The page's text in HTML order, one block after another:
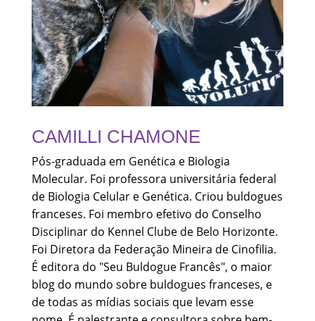
CAMILLI CHAMONE
Pós-graduada em Genética e Biologia
Molecular. Foi professora universitária federal
de Biologia Celular e Genética. Criou buldogues
franceses. Foi membro efetivo do Conselho
Disciplinar do Kennel Clube de Belo Horizonte.
Foi Diretora da Federação Mineira de Cinofilia.
É editora do "Seu Buldogue Francês", o maior
blog do mundo sobre buldogues franceses, e
de todas as mídias sociais que levam esse